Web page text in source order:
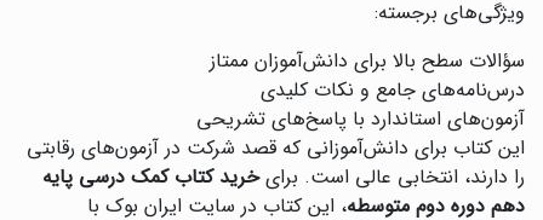
ویژگی‌های برجسته:
سؤالات سطح بالا برای دانش‌آموزان ممتاز
درس‌نامه‌های جامع و نکات کلیدی
آزمون‌های استاندارد با پاسخ‌های تشریحی
این کتاب برای دانش‌آموزانی که قصد شرکت در آزمون‌های رقابتی
را دارند، انتخابی عالی است. برایخرید کتاب کمک درسی پایه
دهم دوره دوم متوسطه، این کتاب در سایت ایران بوک با